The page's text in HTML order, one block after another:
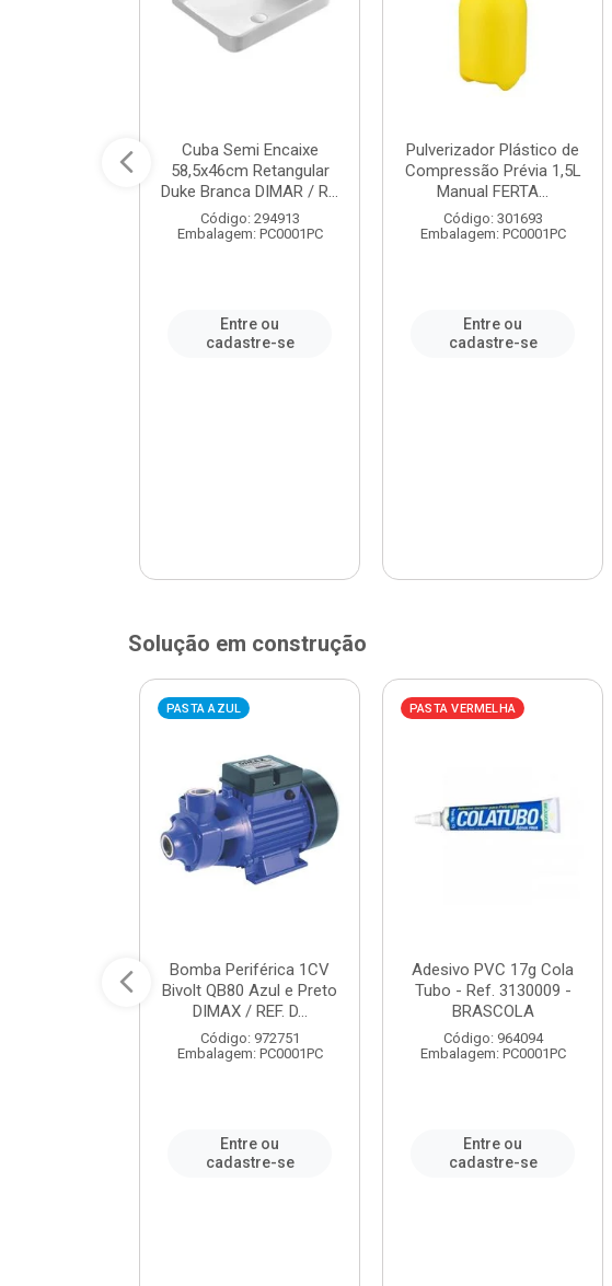
Cuba Semi Encaixe
58,5x46cm Retangular
Duke Branca DIMAR / R...
Código: 294913
Embalagem: PC0001PC
Entre ou
cadastre-se
Pulverizador Plástico de
Compressão Prévia 1,5L
Manual FERTA...
Código: 301693
Embalagem: PC0001PC
Entre ou
cadastre-se
Solução em construção
PASTA AZUL
Bomba Periférica 1CV
Bivolt QB80 Azul e Preto
DIMAX / REF. D...
Código: 972751
Embalagem: PC0001PC
Entre ou
cadastre-se
PASTA VERMELHA
Adesivo PVC 17g Cola
Tubo - Ref. 3130009 -
BRASCOLA
Código: 964094
Embalagem: PC0001PC
Entre ou
cadastre-se